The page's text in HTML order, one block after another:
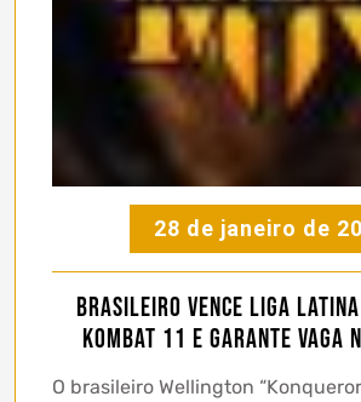
28 de janeiro de
Brasileiro vence Liga
Kombat 11 e garante vaga
O brasileiro Wellington